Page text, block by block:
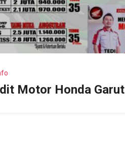
Motor Honda Garut